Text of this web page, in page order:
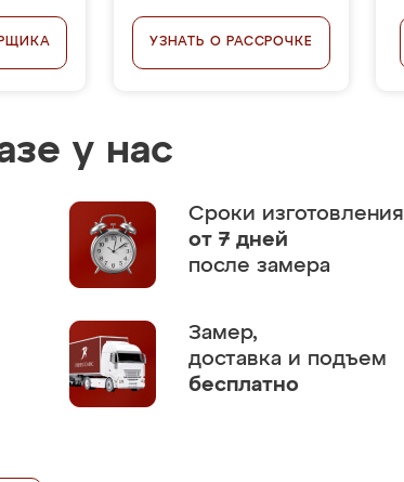
УЗНАТЬ О РАССРОЧКЕ
у нас
Сроки изготовления
от 7 дней
после замера
Замер,
доставка и подъем
бесплатно